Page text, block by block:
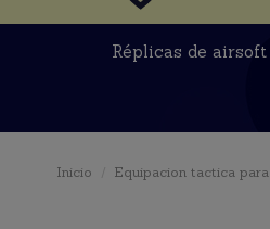
Réplicas de airsoft
Inicio Equipacion tactica